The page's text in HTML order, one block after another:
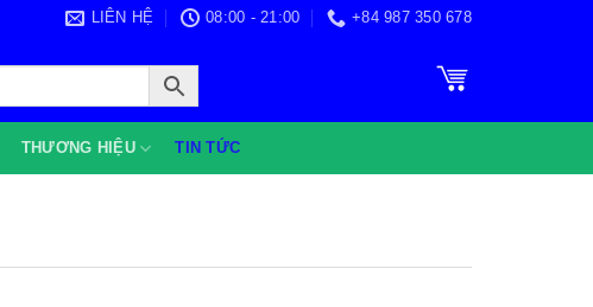
LIÊN HỆ 08:00 - 21:00 +84 987 350 678
THƯƠNG HIỆU TIN TỨC